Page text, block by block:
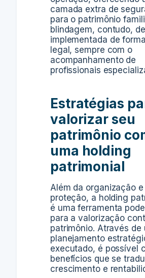
camada extra de
para o patrimônio
blindagem, contudo,
implementada de
legal, sempre com o
acompanhamento de
profissionais
Estratégias
valorizar seu
patrimônio
uma holding
patrimonial
Além da organização e
proteção, a holding
é uma ferramenta
para a valorização
patrimônio. Através de
planejamento
executado, é possível
benefícios que se
crescimento e